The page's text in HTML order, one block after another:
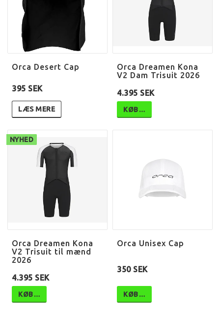
Orca Desert Cap
395 SEK
LÆS MERE
Orca Dreamen Kona
V2 Dam Trisuit 2026
4.395 SEK
KØB…
NYHED
Orca Dreamen Kona
V2 Trisuit til mænd
2026
4.395 SEK
KØB…
Orca Unisex Cap
350 SEK
KØB…